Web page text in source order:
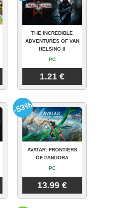
THE INCREDIBLE
ADVENTURES OF VAN
HELSING II
PC
1.21 €
AVATAR: FRONTIERS
OF PANDORA
PC
13.99 €
-53%